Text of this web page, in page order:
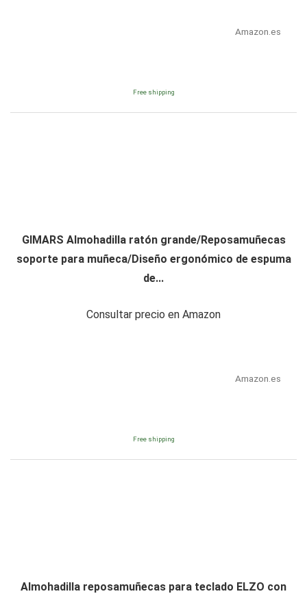
Amazon.es
Free shipping
GIMARS Almohadilla ratón grande/Reposamuñecas
soporte para muñeca/Diseño ergonómico de espuma
de...
Consultar precio en Amazon
Amazon.es
Free shipping
Almohadilla reposamuñecas para teclado ELZO con